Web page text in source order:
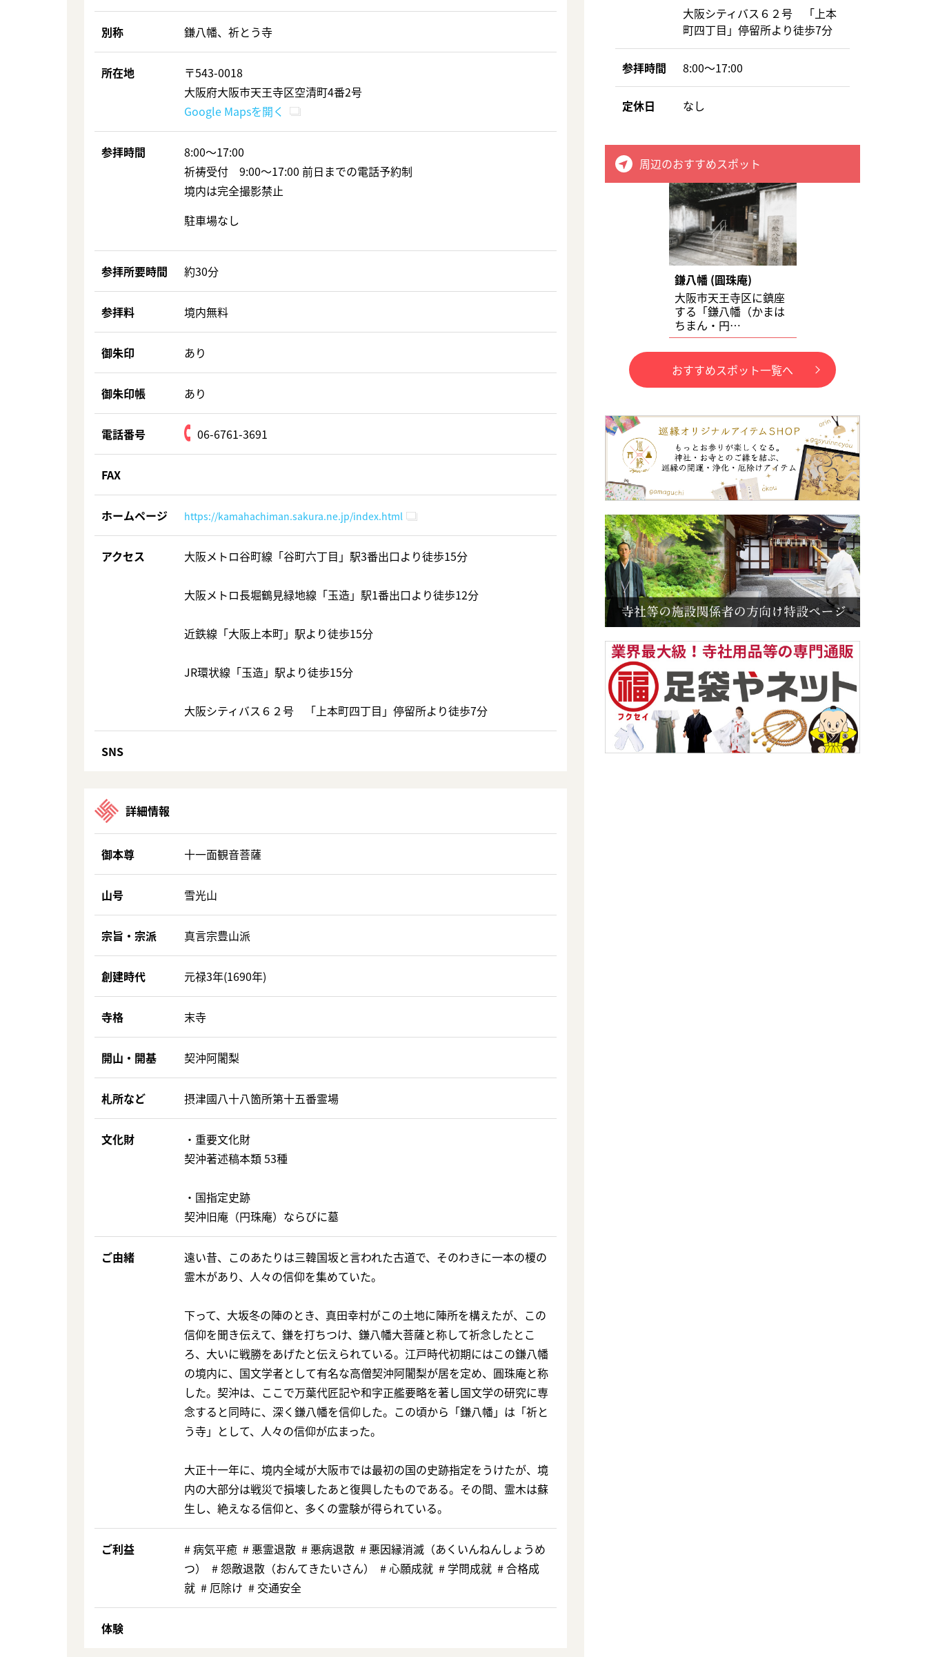
別称 鎌八幡、祈とう寺
所在地
〒543-0018
大阪府大阪市天王寺区空清町4番2号
Google Mapsを開く
参拝時間
8:00〜17:00
祈祷受付 9:00〜17:00 前日までの電話予約制
境内は完全撮影禁止
駐車場なし
参拝所要時間 約30分
参拝料 境内無料
御朱印 あり
御朱印帳 あり
電話番号 06-6761-3691
FAX
ホームページ https://kamahachiman.sakura.ne.jp/index.html
アクセス 大阪メトロ谷町線「谷町六丁目」駅3番出口より徒歩15分
大阪メトロ長堀鶴見緑地線「玉造」駅1番出口より徒歩12分
近鉄線「大阪上本町」駅より徒歩15分
JR環状線「玉造」駅より徒歩15分
大阪シティバス６２号 「上本町四丁目」停留所より徒歩7分
SNS
詳細情報
御本尊 十一面観音菩薩
山号 雪光山
宗旨・宗派 真言宗豊山派
創建時代 元禄3年(1690年)
寺格 末寺
開山・開基 契沖阿闍梨
札所など 摂津國八十八箇所第十五番霊場
文化財
・重要文化財
契沖著述稿本類 53種
・国指定史跡
契沖旧庵（円珠庵）ならびに墓
ご由緒
遠い昔、このあたりは三韓国坂と言われた古道で、そのわきに一本の榎の
霊木があり、人々の信仰を集めていた。
下って、大坂冬の陣のとき、真田幸村がこの土地に陣所を構えたが、この
信仰を聞き伝えて、鎌を打ちつけ、鎌八幡大菩薩と称して祈念したとこ
ろ、大いに戦勝をあげたと伝えられている。江戸時代初期にはこの鎌八幡
の境内に、国文学者として有名な高僧契沖阿闍梨が居を定め、圓珠庵と称
した。契沖は、ここで万葉代匠記や和字正艦要略を著し国文学の研究に専
念すると同時に、深く鎌八幡を信仰した。この頃から「鎌八幡」は「祈と
う寺」として、人々の信仰が広まった。
大正十一年に、境内全域が大阪市では最初の国の史跡指定をうけたが、境
内の大部分は戦災で損壊したあと復興したものである。その間、霊木は蘇
生し、絶えなる信仰と、多くの霊験が得られている。
ご利益
# 病気平癒 # 悪霊退散 # 悪病退散 # 悪因縁消滅（あくいんねんしょうめ
つ） # 怨敵退散（おんてきたいさん） # ⼼願成就 # 学問成就 # 合格成
就 # 厄除け # 交通安全
体験
大阪シティバス６２号 「上本
町四丁目」停留所より徒歩7分
参拝時間 8:00〜17:00
定休日 なし
周辺のおすすめスポット
鎌八幡 (圓珠庵)
大阪市天王寺区に鎮座
する「鎌八幡（かまは
ちまん・円…
おすすめスポット一覧へ